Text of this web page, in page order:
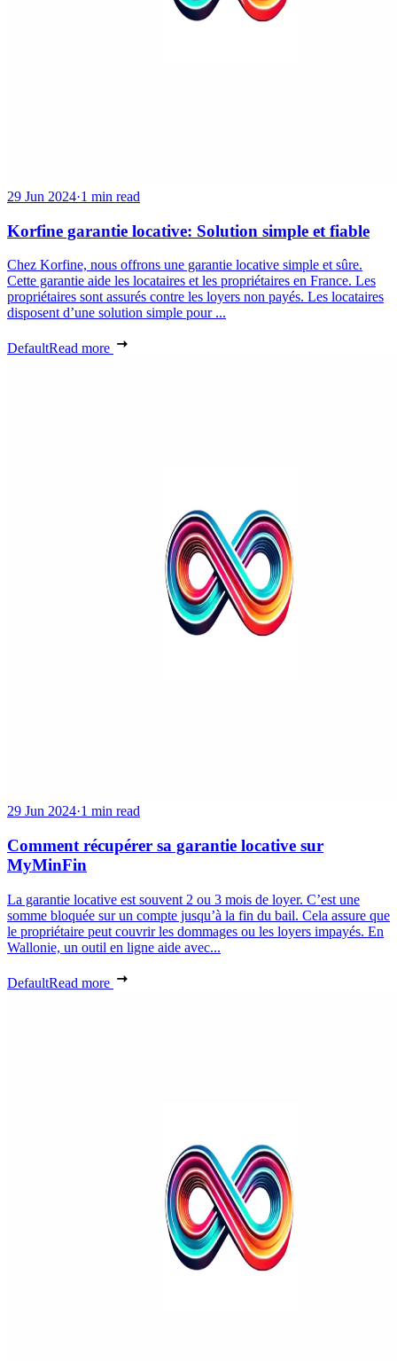
29 Jun 2024·1 min read
Korfine garantie locative: Solution simple et fiable
Chez Korfine, nous offrons une garantie locative simple et sûre.
Cette garantie aide les locataires et les propriétaires en France. Les
propriétaires sont assurés contre les loyers non payés. Les locataires
disposent d’une solution simple pour ...
DefaultRead more
29 Jun 2024·1 min read
Comment récupérer sa garantie locative sur
MyMinFin
La garantie locative est souvent 2 ou 3 mois de loyer. C’est une
somme bloquée sur un compte jusqu’à la fin du bail. Cela assure que
le propriétaire peut couvrir les dommages ou les loyers impayés. En
Wallonie, un outil en ligne aide avec...
DefaultRead more